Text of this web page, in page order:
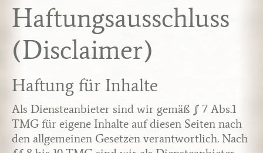
Haftungsausschluss
(Disclaimer)
Haftung für Inhalte
Als Diensteanbieter sind wir gemäß § 7 Abs.1
TMG für eigene Inhalte auf diesen Seiten nach
den allgemeinen Gesetzen verantwortlich. Nach